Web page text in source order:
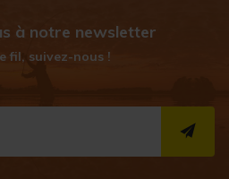
à notre newsletter
fil, suivez-nous !